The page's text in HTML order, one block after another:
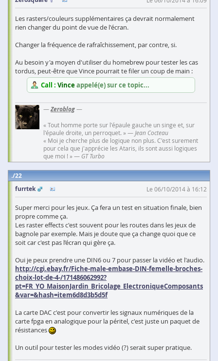
Les rasters/couleurs supplémentaires ça devrait normalement
rien changer du point de vue de l'écran.
Changer la fréquence de rafraîchissement, par contre, si.
Au besoin y'a moyen d'utiliser du homebrew pour tester les cas
tordus, peut-être que Vince pourrait te filer un coup de main :
Call : Vinceappelé(e) sur ce topic...
—Zeroblog—
« Tout homme porte sur l'épaule gauche un singe et, sur
l'épaule droite, un perroquet. » — Jean Cocteau
« Moi je cherche plus de logique non plus. C'est surement
pour cela que j'apprécie les Ataris, ils sont aussi logiques
que moi ! » — GT Turbo
22
furrtek
Le 06/10/2014 à 16:12
Super merci pour les jeux. Ça fera un test en situation finale, bien
propre comme ça.
Les raster effects c'est souvent pour les routes dans les jeux de
bagnole par exemple. Mais je doute que ça change quoi que ce
soit car c'est pas l’écran qui gère ça.
Oui je peux prendre une DIN6 ou 7 pour passer la vidéo et l'audio.
http://cgi.ebay.fr/Fiche-male-embase-DIN-femelle-broches-
choix-lot-de-4-/171486062992?
pt=FR_YO_MaisonJardin_Bricolage_ElectroniqueComposants
&var=&hash=item6d8d3b5d5f
La carte DAC c'est pour convertir les signaux numériques de la
carte fpga en analogique pour la péritel, c'est juste un paquet de
résistances
Un outil pour tester les modes vidéo (?) serait super pratique.